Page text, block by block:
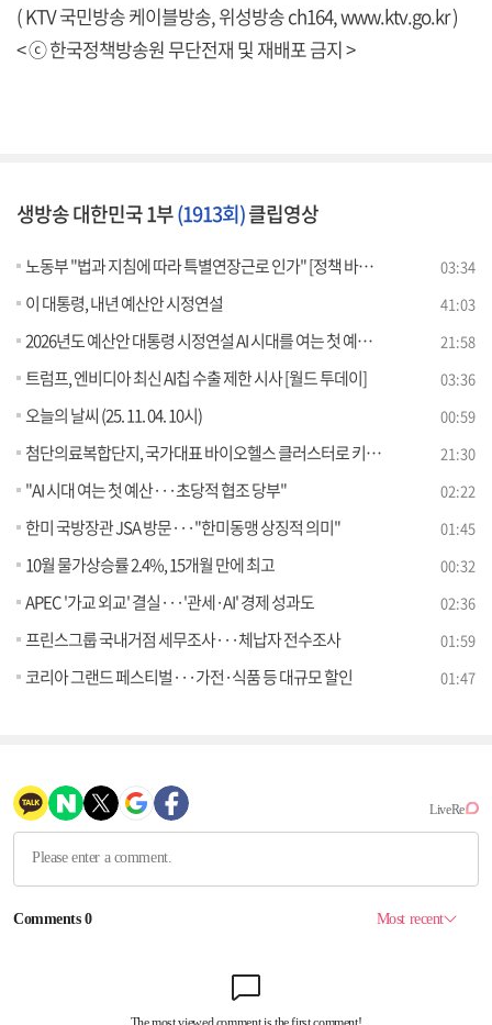
( KTV 국민방송 케이블방송, 위성방송 ch164,www.ktv.go.kr)
< ⓒ 한국정책방송원 무단전재 및 재배포 금지 >
생방송 대한민국 1부(1913회)클립영상
노동부 "법과 지침에 따라 특별연장근로 인가" [정책 바로보기] 03:34
이 대통령, 내년 예산안 시정연설 41:03
2026년도 예산안 대통령 시정연설 AI 시대를 여는 첫 예산안 21:58
트럼프, 엔비디아 최신 AI칩 수출 제한 시사 [월드 투데이] 03:36
오늘의 날씨 (25. 11. 04. 10시) 00:59
첨단의료복합단지, 국가대표 바이오헬스 클러스터로 키운다 21:30
"AI 시대 여는 첫 예산···초당적 협조 당부" 02:22
한미 국방장관 JSA 방문···"한미동맹 상징적 의미" 01:45
10월 물가상승률 2.4%, 15개월 만에 최고 00:32
APEC '가교 외교' 결실···'관세·AI' 경제 성과도 02:36
프린스그룹 국내거점 세무조사···체납자 전수조사 01:59
코리아 그랜드 페스티벌···가전·식품 등 대규모 할인 01:47